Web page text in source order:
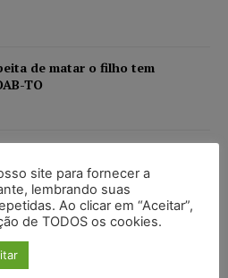
de matar o filho tem
TO
e autistas de todos os
justa causa de empregado que
no local de trabalho
site para fornecer a
lembrando suas
Ao clicar em “Aceitar”,
de TODOS os cookies.